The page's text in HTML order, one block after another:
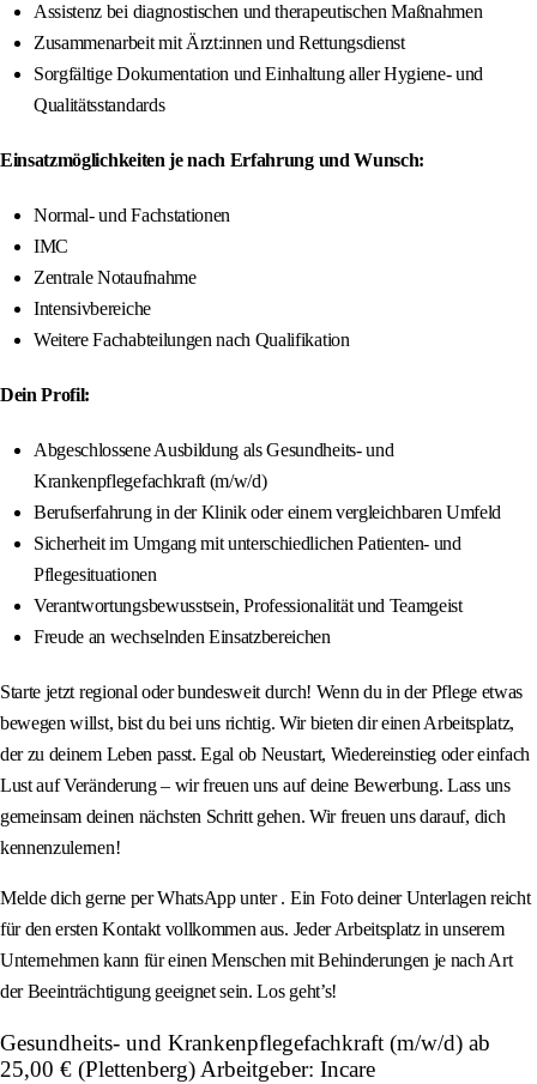
Assistenz bei diagnostischen und therapeutischen Maßnahmen
Zusammenarbeit mit Ärzt:innen und Rettungsdienst
Sorgfältige Dokumentation und Einhaltung aller Hygiene- und
Qualitätsstandards
Einsatzmöglichkeiten je nach Erfahrung und Wunsch:
Normal- und Fachstationen
IMC
Zentrale Notaufnahme
Intensivbereiche
Weitere Fachabteilungen nach Qualifikation
Dein Profil:
Abgeschlossene Ausbildung als Gesundheits- und
Krankenpflegefachkraft (m/w/d)
Berufserfahrung in der Klinik oder einem vergleichbaren Umfeld
Sicherheit im Umgang mit unterschiedlichen Patienten- und
Pflegesituationen
Verantwortungsbewusstsein, Professionalität und Teamgeist
Freude an wechselnden Einsatzbereichen
Starte jetzt regional oder bundesweit durch! Wenn du in der Pflege etwas
bewegen willst, bist du bei uns richtig. Wir bieten dir einen Arbeitsplatz,
der zu deinem Leben passt. Egal ob Neustart, Wiedereinstieg oder einfach
Lust auf Veränderung – wir freuen uns auf deine Bewerbung. Lass uns
gemeinsam deinen nächsten Schritt gehen. Wir freuen uns darauf, dich
kennenzulernen!
Melde dich gerne per WhatsApp unter . Ein Foto deiner Unterlagen reicht
für den ersten Kontakt vollkommen aus. Jeder Arbeitsplatz in unserem
Unternehmen kann für einen Menschen mit Behinderungen je nach Art
der Beeinträchtigung geeignet sein. Los geht’s!
Gesundheits- und Krankenpflegefachkraft (m/w/d) ab
25,00 € (Plettenberg) Arbeitgeber: Incare